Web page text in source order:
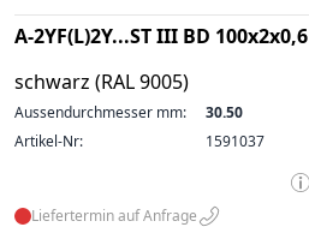
A-2YF(L)2Y...ST III BD 100x2x0,6
schwarz (RAL 9005)
Aussendurchmesser mm:
30.50
Artikel-Nr:
1591037
Liefertermin auf Anfrage